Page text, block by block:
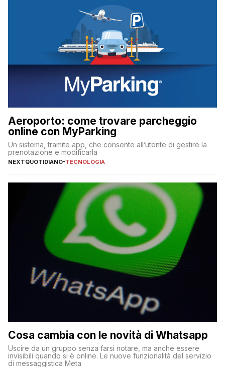
Aeroporto: come trovare parcheggio
online con MyParking
Un sistema, tramite app, che consente all’utente di gestire la
prenotazione e modificarla
NEXTQUOTIDIANO-TECNOLOGIA
Cosa cambia con le novità di Whatsapp
Uscire da un gruppo senza farsi notare, ma anche essere
invisibili quando si è online. Le nuove funzionalità del servizio
di messaggistica Meta